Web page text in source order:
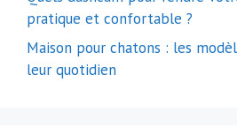
pratique et confortable ?
Maison pour chatons : les
leur quotidien